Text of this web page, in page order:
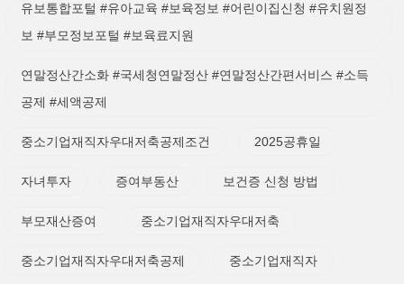
유보통합포털 #유아교육 #보육정보 #어린이집신청 #유치원정
보 #부모정보포털 #보육료지원
연말정산간소화 #국세청연말정산 #연말정산간편서비스 #소득
공제 #세액공제
중소기업재직자우대저축공제조건 2025공휴일
자녀투자 증여부동산 보건증 신청 방법
부모재산증여 중소기업재직자우대저축
중소기업재직자우대저축공제 중소기업재직자